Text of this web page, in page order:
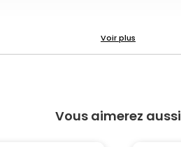
Vous aimerez aussi